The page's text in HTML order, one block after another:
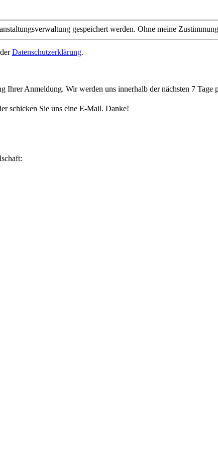
gespeichert werden. Ohne meine
Datenschutzerklärung.
Ihrer Anmeldung. Wir werden uns innerhalb der nächsten 7
schicken Sie uns eine E-Mail. Danke!